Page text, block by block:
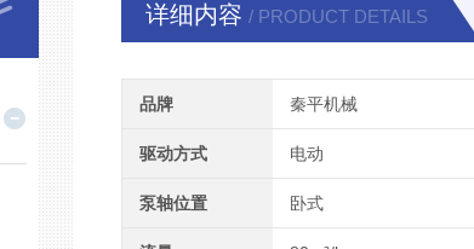
详细内容 / PRODUCT DETAILS
品牌 秦平机械
驱动方式 电动
泵轴位置 卧式